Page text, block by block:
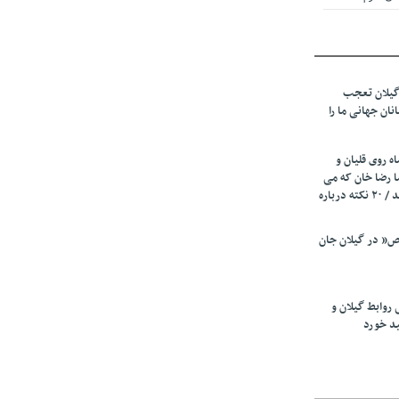
حمایتی
مشخص شد
از مراجع رسمی
ایران و
کشاورزان
تعجب
جهانی ما را
روی قلیان و
رضا خان که می
رفت همه شاد بودند / ۲۰ نکته درباره
در گیلان جان
روابط گیلان و
خورد